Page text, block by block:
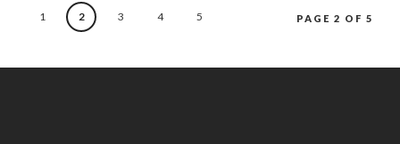
1 2 3 4 5 PAGE 2 OF 5